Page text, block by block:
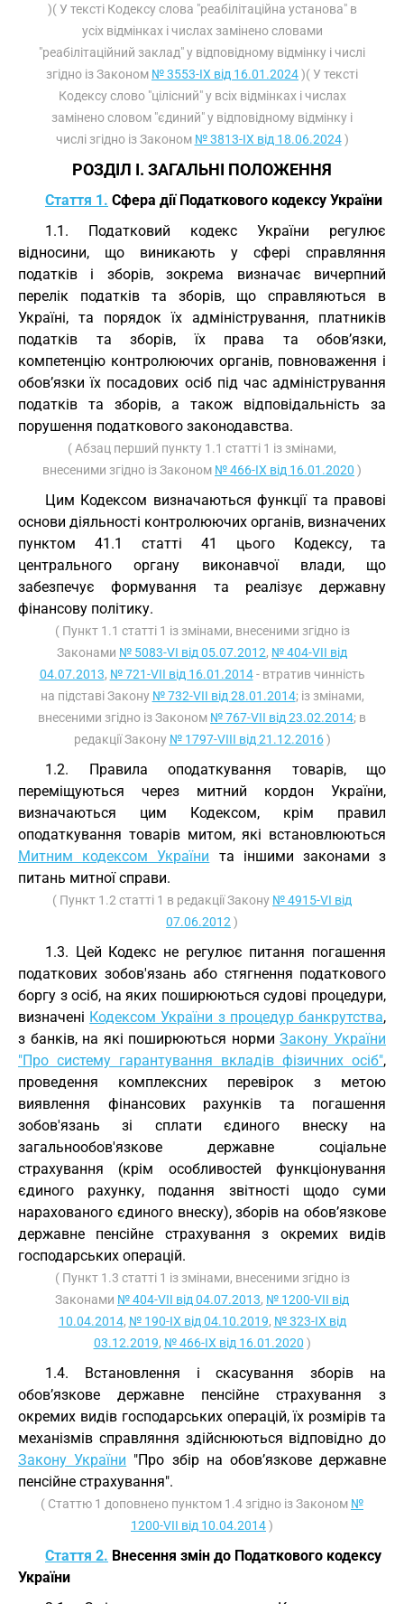
)( У тексті Кодексу слова "реабілітаційна установа" в
усіх відмінках і числах замінено словами
"реабілітаційний заклад" у відповідному відмінку і числі
згідно із Законом № 3553-IX від 16.01.2024)( У тексті
Кодексу слово "цілісний" у всіх відмінках і числах
замінено словом "єдиний" у відповідному відмінку і
числі згідно із Законом № 3813-IX від 18.06.2024)
РОЗДІЛ I. ЗАГАЛЬНІ ПОЛОЖЕННЯ
Стаття 1. Сфера дії Податкового кодексу України
1.1. Податковий кодекс України регулює
відносини, що виникають у сфері справляння
податків і зборів, зокрема визначає вичерпний
перелік податків та зборів, що справляються в
Україні, та порядок їх адміністрування, платників
податків та зборів, їх права та обов’язки,
компетенцію контролюючих органів, повноваження і
обов’язки їх посадових осіб під час адміністрування
податків та зборів, а також відповідальність за
порушення податкового законодавства.
( Абзац перший пункту 1.1 статті 1 із змінами,
внесеними згідно із Законом № 466-IX від 16.01.2020 )
Цим Кодексом визначаються функції та правові
основи діяльності контролюючих органів, визначених
пунктом 41.1 статті 41 цього Кодексу, та
центрального органу виконавчої влади, що
забезпечує формування та реалізує державну
фінансову політику.
( Пункт 1.1 статті 1 із змінами, внесеними згідно із
Законами № 5083-VI від 05.07.2012, № 404-VII від
04.07.2013, № 721-VII від 16.01.2014- втратив чинність
на підставі Закону № 732-VII від 28.01.2014; із змінами,
внесеними згідно із Законом № 767-VII від 23.02.2014; в
редакції Закону № 1797-VIII від 21.12.2016)
1.2. Правила оподаткування товарів, що
переміщуються через митний кордон України,
визначаються цим Кодексом, крім правил
оподаткування товарів митом, які встановлюються
Митним кодексом України та іншими законами з
питань митної справи.
( Пункт 1.2 статті 1 в редакції Закону № 4915-VI від
07.06.2012 )
1.3. Цей Кодекс не регулює питання погашення
податкових зобов'язань або стягнення податкового
боргу з осіб, на яких поширюються судові процедури,
визначені Кодексом України з процедур банкрутства,
з банків, на які поширюються нормиЗакону України
"Про систему гарантування вкладів фізичних осіб",
проведення комплексних перевірок з метою
виявлення фінансових рахунків та погашення
зобов'язань зі сплати єдиного внеску на
загальнообов'язкове державне соціальне
страхування (крім особливостей функціонування
єдиного рахунку, подання звітності щодо суми
нарахованого єдиного внеску), зборів на обов’язкове
державне пенсійне страхування з окремих видів
господарських операцій.
( Пункт 1.3 статті 1 із змінами, внесеними згідно із
Законами № 404-VII від 04.07.2013, № 1200-VII від
10.04.2014, № 190-IX від 04.10.2019, № 323-IX від
03.12.2019, № 466-IX від 16.01.2020 )
1.4. Встановлення і скасування зборів на
обов’язкове державне пенсійне страхування з
окремих видів господарських операцій, їх розмірів та
механізмів справляння здійснюються відповідно до
Закону України "Про збір на обов’язкове державне
пенсійне страхування".
( Статтю 1 доповнено пунктом 1.4 згідно із Законом №
1200-VII від 10.04.2014)
Стаття 2. Внесення змін до Податкового кодексу
України